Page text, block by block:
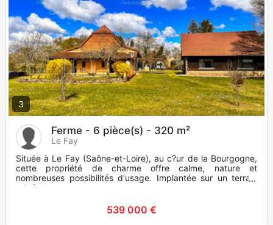
3
Ferme - 6 pièce(s) - 320 m²
Le Fay
Située à Le Fay (Saône-et-Loire), au c?ur de la Bourgogne,
cette propriété de charme offre calme, nature et
nombreuses possibilités d'usage. Implantée sur un terrain
privé d'env
539 000 €